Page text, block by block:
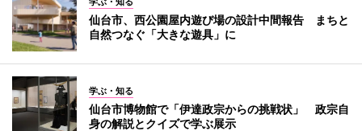
仙台市、西公園屋内遊び場の設計中間報告 まちと
自然つなぐ「大きな遊具」に
学ぶ・知る
仙台市博物館で「伊達政宗からの挑戦状」 政宗自
身の解説とクイズで学ぶ展示